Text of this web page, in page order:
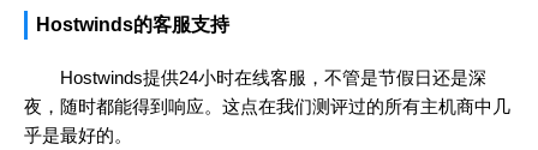
Hostwinds的客服支持
Hostwinds提供24小时在线客服，不管是节假日还是深
夜，随时都能得到响应。这点在我们测评过的所有主机商中几
乎是最好的。